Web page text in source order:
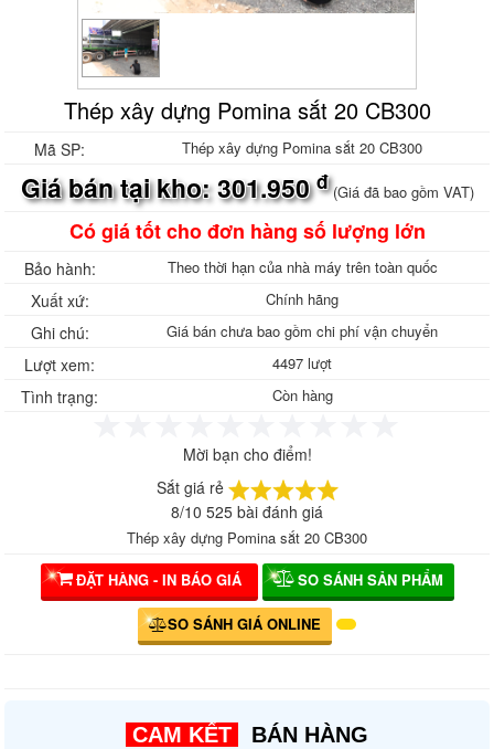
Thép xây dựng Pomina sắt 20 CB300
Mã SP: Thép xây dựng Pomina sắt 20 CB300
Giá bán tại kho: 301.950đ (Giá đã bao gồm VAT)
Có giá tốt cho đơn hàng số lượng lớn
Bảo hành: Theo thời hạn của nhà máy trên toàn quốc
Xuất xứ: Chính hãng
Ghi chú: Giá bán chưa bao gồm chi phí vận chuyển
Lượt xem: 4497 lượt
Tình trạng: Còn hàng
Mời bạn cho điểm!
Sắt giá rẻ
8/10 525 bài đánh giá
Thép xây dựng Pomina sắt 20 CB300
ĐẶT HÀNG - IN BÁO GIÁ
SO SÁNH SẢN PHẨM
SO SÁNH GIÁ ONLINE
CAM KẾT
BÁN HÀNG